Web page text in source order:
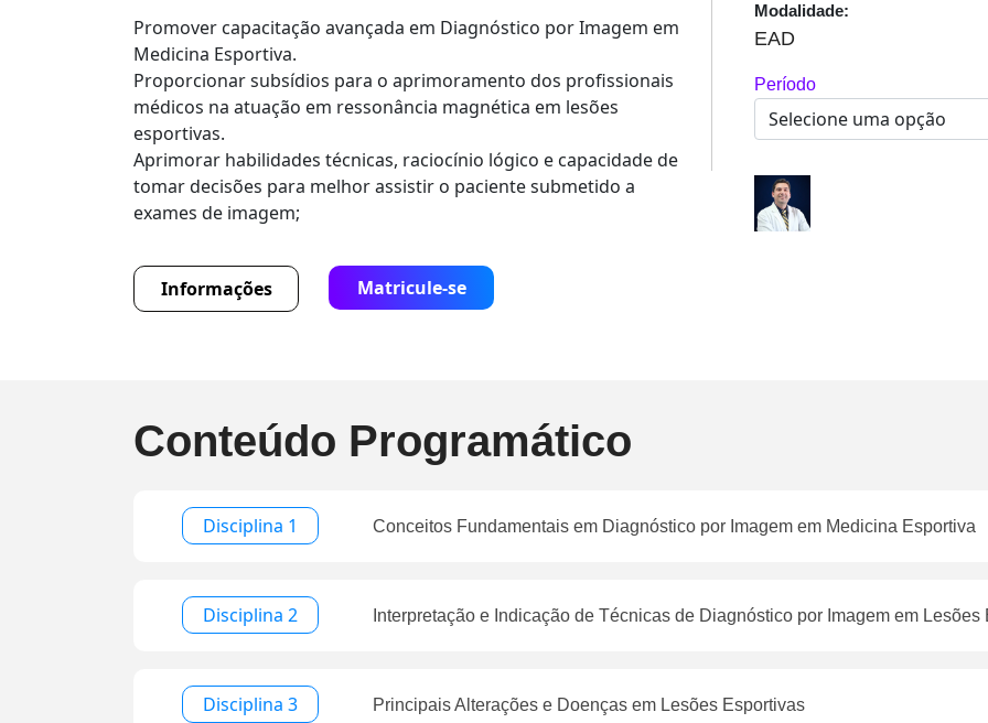
Promover capacitação avançada em Diagnóstico por Imagem em
Medicina Esportiva.
Proporcionar subsídios para o aprimoramento dos profissionais
médicos na atuação em ressonância magnética em lesões
esportivas.
Aprimorar habilidades técnicas, raciocínio lógico e capacidade de
tomar decisões para melhor assistir o paciente submetido a
exames de imagem;
Informações Matricule-se
Modalidade:
EAD
Período
Conteúdo Programático
Disciplina 1 Conceitos Fundamentais em Diagnóstico por Imagem em Medicina Esportiva
Disciplina 2 Interpretação e Indicação de Técnicas de Diagnóstico por Imagem em Lesões
Disciplina 3 Principais Alterações e Doenças em Lesões Esportivas